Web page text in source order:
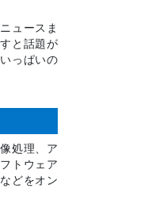
ュースま
と話題が
っぱいの
処理、ア
トウェア
どをオン